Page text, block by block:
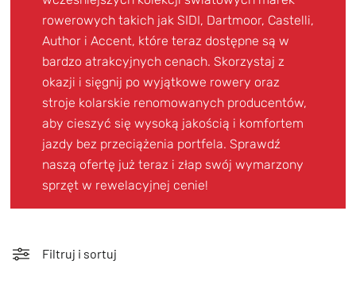
Kup bon podarunkowy
promocji z eBonem 60zł na kolejne
Kup bon podarunkowy
WYPRZEDAŻ
OUTLET
NOWOŚCI
BONY
PROMOCJE
KONTAKT
EN
rowerowych takich jak SIDI, Dartmoor, Castelli,
Author i Accent, które teraz dostępne są w
bardzo atrakcyjnych cenach. Skorzystaj z
okazji i sięgnij po wyjątkowe rowery oraz
stroje kolarskie renomowanych producentów,
aby cieszyć się wysoką jakością i komfortem
jazdy bez przeciążenia portfela. Sprawdź
naszą ofertę już teraz i złap swój wymarzony
sprzęt w rewelacyjnej cenie!
Filtruj i sortuj